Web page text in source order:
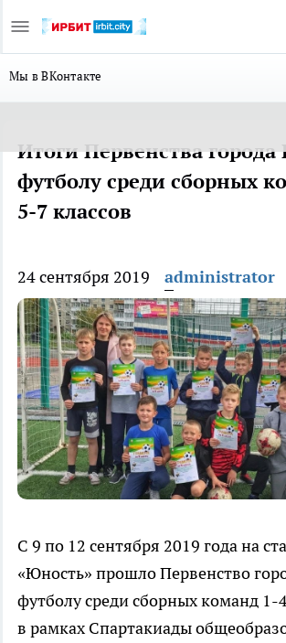
Мы в ВКонтакте
Итоги Первенства
футболу среди сборных
5-7 классов
24 сентября 2019 administrator
С 9 по 12 сентября 2019 года на
«Юность» прошло Первенство
футболу среди сборных команд 1-
в рамках Спартакиады